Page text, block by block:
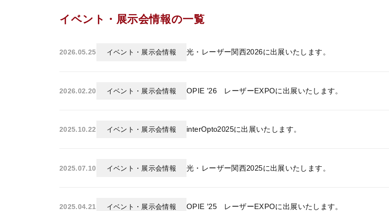
イベント・展示会情報の一覧
2026.05.25 イベント・展示会情報 光・レーザー関西2026に出展いたします。
2026.02.20 イベント・展示会情報 OPIE ’26 レーザーEXPOに出展いたします。
2025.10.22 イベント・展示会情報 interOpto2025に出展いたします。
2025.07.10 イベント・展示会情報 光・レーザー関西2025に出展いたします。
2025.04.21 イベント・展示会情報 OPIE ’25 レーザーEXPOに出展いたします。